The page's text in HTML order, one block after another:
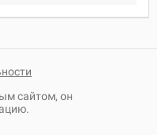
сайтом, он